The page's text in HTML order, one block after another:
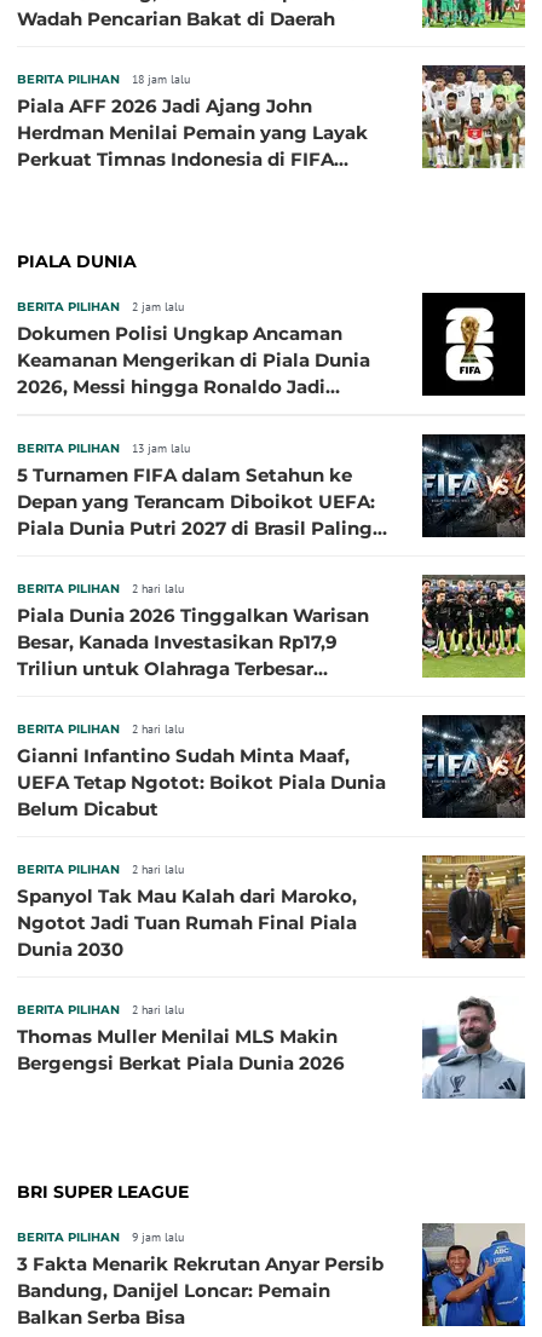
Wadah Pencarian Bakat di Daerah
BERITA PILIHAN 18 jam lalu
Piala AFF 2026 Jadi Ajang John
Herdman Menilai Pemain yang Layak
Perkuat Timnas Indonesia di FIFA
PIALA DUNIA
BERITA PILIHAN 2 jam lalu
Dokumen Polisi Ungkap Ancaman
Keamanan Mengerikan di Piala Dunia
2026, Messi hingga Ronaldo Jadi
BERITA PILIHAN 13 jam lalu
5 Turnamen FIFA dalam Setahun ke
Depan yang Terancam Diboikot UEFA:
Piala Dunia Putri 2027 di Brasil Paling
BERITA PILIHAN 2 hari lalu
Piala Dunia 2026 Tinggalkan Warisan
Besar, Kanada Investasikan Rp17,9
Triliun untuk Olahraga Terbesar
BERITA PILIHAN 2 hari lalu
Gianni Infantino Sudah Minta Maaf,
UEFA Tetap Ngotot: Boikot Piala Dunia
Belum Dicabut
BERITA PILIHAN 2 hari lalu
Spanyol Tak Mau Kalah dari Maroko,
Ngotot Jadi Tuan Rumah Final Piala
Dunia 2030
BERITA PILIHAN 2 hari lalu
Thomas Muller Menilai MLS Makin
Bergengsi Berkat Piala Dunia 2026
BRI SUPER LEAGUE
BERITA PILIHAN 9 jam lalu
3 Fakta Menarik Rekrutan Anyar Persib
Bandung, Danijel Loncar: Pemain
Balkan Serba Bisa